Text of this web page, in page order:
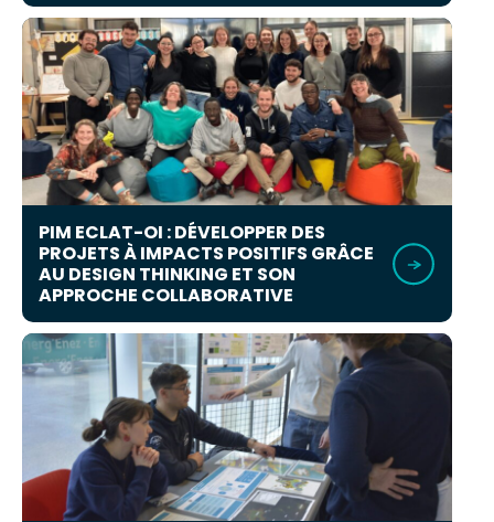
PIM ECLAT-OI : DÉVELOPPER DES
PROJETS À IMPACTS POSITIFS GRÂCE
AU DESIGN THINKING ET SON
APPROCHE COLLABORATIVE